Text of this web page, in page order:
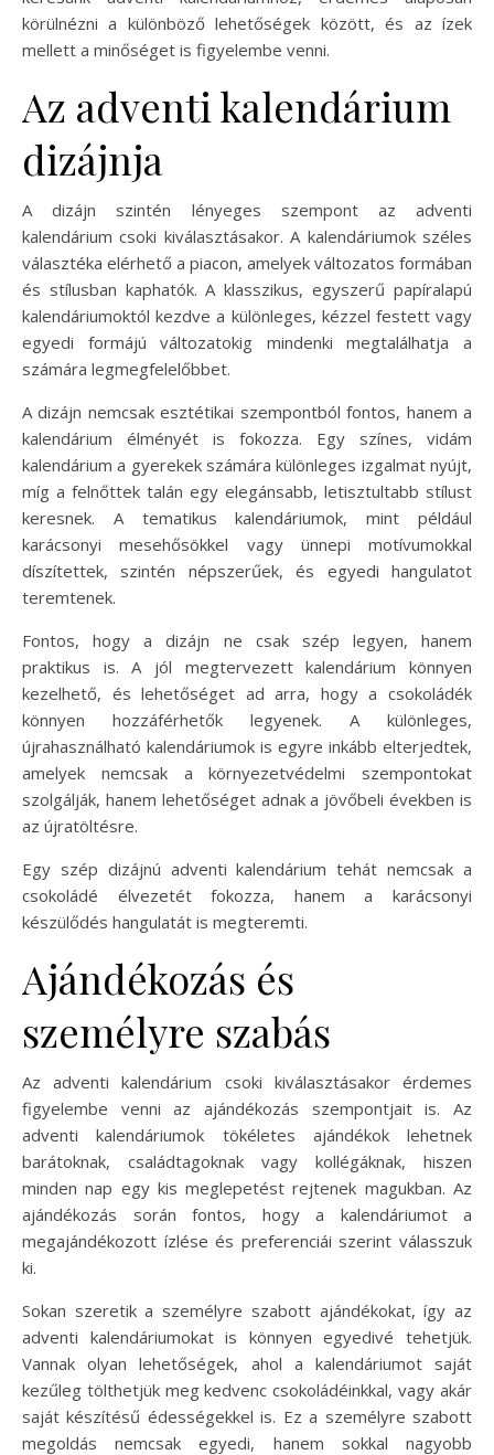
körülnézni a különböző lehetőségek között, és az ízek
mellett a minőséget is figyelembe venni.
Az adventi kalendárium
dizájnja
A dizájn szintén lényeges szempont az adventi
kalendárium csoki kiválasztásakor. A kalendáriumok széles
választéka elérhető a piacon, amelyek változatos formában
és stílusban kaphatók. A klasszikus, egyszerű papíralapú
kalendáriumoktól kezdve a különleges, kézzel festett vagy
egyedi formájú változatokig mindenki megtalálhatja a
számára legmegfelelőbbet.
A dizájn nemcsak esztétikai szempontból fontos, hanem a
kalendárium élményét is fokozza. Egy színes, vidám
kalendárium a gyerekek számára különleges izgalmat nyújt,
míg a felnőttek talán egy elegánsabb, letisztultabb stílust
keresnek. A tematikus kalendáriumok, mint például
karácsonyi mesehősökkel vagy ünnepi motívumokkal
díszítettek, szintén népszerűek, és egyedi hangulatot
teremtenek.
Fontos, hogy a dizájn ne csak szép legyen, hanem
praktikus is. A jól megtervezett kalendárium könnyen
kezelhető, és lehetőséget ad arra, hogy a csokoládék
könnyen hozzáférhetők legyenek. A különleges,
újrahasználható kalendáriumok is egyre inkább elterjedtek,
amelyek nemcsak a környezetvédelmi szempontokat
szolgálják, hanem lehetőséget adnak a jövőbeli években is
az újratöltésre.
Egy szép dizájnú adventi kalendárium tehát nemcsak a
csokoládé élvezetét fokozza, hanem a karácsonyi
készülődés hangulatát is megteremti.
Ajándékozás és
személyre szabás
Az adventi kalendárium csoki kiválasztásakor érdemes
figyelembe venni az ajándékozás szempontjait is. Az
adventi kalendáriumok tökéletes ajándékok lehetnek
barátoknak, családtagoknak vagy kollégáknak, hiszen
minden nap egy kis meglepetést rejtenek magukban. Az
ajándékozás során fontos, hogy a kalendáriumot a
megajándékozott ízlése és preferenciái szerint válasszuk
ki.
Sokan szeretik a személyre szabott ajándékokat, így az
adventi kalendáriumokat is könnyen egyedivé tehetjük.
Vannak olyan lehetőségek, ahol a kalendáriumot saját
kezűleg tölthetjük meg kedvenc csokoládéinkkal, vagy akár
saját készítésű édességekkel is. Ez a személyre szabott
megoldás nemcsak egyedi, hanem sokkal nagyobb